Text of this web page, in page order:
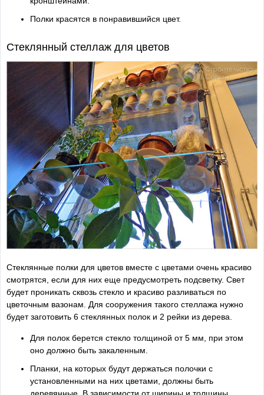
Полки красятся в понравившийся цвет.
Стеклянный стеллаж для цветов
Стеклянные полки для цветов вместе с цветами очень красиво
смотрятся, если для них еще предусмотреть подсветку. Свет
будет проникать сквозь стекло и красиво разливаться по
цветочным вазонам. Для сооружения такого стеллажа нужно
будет заготовить 6 стеклянных полок и 2 рейки из дерева.
Для полок берется стекло толщиной от 5 мм, при этом
оно должно быть закаленным.
Планки, на которых будут держаться полочки с
установленными на них цветами, должны быть